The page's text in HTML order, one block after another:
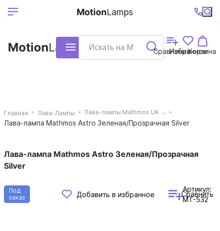
Ваш регион
Выберите ваш
+7 (495)740-
38-68
График
работы
MotionLamps Каталог Сравнение
Избранное
Корзина
MotionLamps
Главная Лава-Лампы Лава-лампы Mathmos UK
Лава-лампа Mathmos Astro Зеленая/Прозрачная Silver
Лава-лампа Mathmos Astro Зеленая/Прозрачная
Silver
Под
заказ
Добавить в избранное Сравнить
Артикул:
MT-532